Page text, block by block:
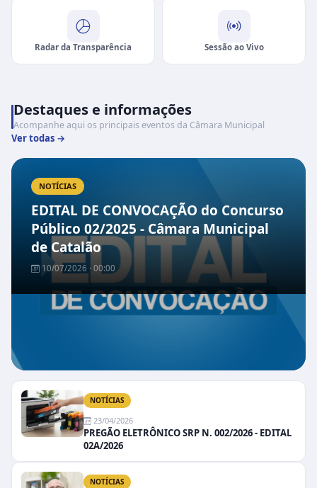
Radar da Transparência Sessão ao Vivo
Destaques e informações
Acompanhe aqui os principais eventos da Câmara Municipal
Ver todas →
NOTÍCIAS
EDITAL DE CONVOCAÇÃO do Concurso
Público 02/2025 - Câmara Municipal
de Catalão
10/07/2026 · 00:00
NOTÍCIAS
23/04/2026
PREGÃO ELETRÔNICO SRP N. 002/2026 - EDITAL
02A/2026
NOTÍCIAS